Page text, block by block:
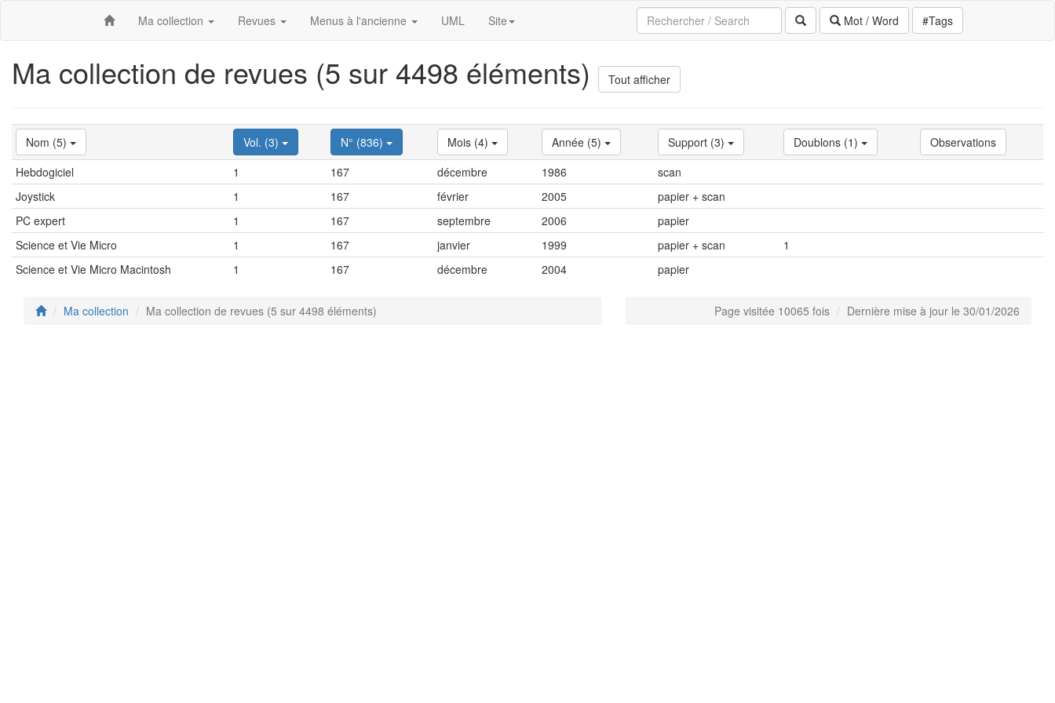
Ma collection Revues Menus à l'ancienne UML Site Mot / Word #Tags
Ma collection de revues (5 sur 4498 éléments) Tout afficher
Nom (5) Vol. (3) N° (836) Mois (4) Année (5) Support (3) Doublons (1)
Observations
Hebdogiciel
1 167 décembre 1986
scan
Joystick
1 167 février 2005
papier + scan
PC expert
1 167 septembre 2006
papier
Science et Vie Micro
1 167 janvier 1999 papier + scan
1
Science et Vie Micro Macintosh
1 167 décembre 2004 papier
Ma collection Ma collection de revues (5 sur 4498 éléments) Page visitée 10065 fois Dernière mise à jour le 30/01/2026